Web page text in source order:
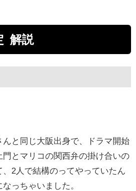
解説
と同じ大阪出身で、ドラマ開始
とマリコの関西弁の掛け合いの
2人で結構のってやっていたん
っちゃいました。